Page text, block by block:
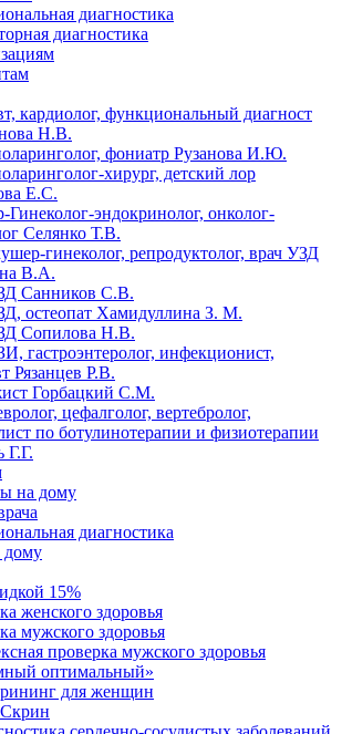
диагностика
диагностика
кардиолог, функциональный диагност
Н.В.
фониатр Рузанова И.Ю.
хирург, детский лор
Е.С.
эндокринолог, онколог-
Селянко Т.В.
гинеколог, репродуктолог, врач УЗД
В.А.
Санников С.В.
остеопат Хамидуллина З. М.
Сопилова Н.В.
гастроэнтеролог, инфекционист,
Рязанцев Р.В.
Горбацкий С.М.
цефалголог, вертебролог,
по ботулинотерапии и физиотерапии
Г.Г.
на дому
диагностика
15%
женского здоровья
мужского здоровья
проверка мужского здоровья
оптимальный»
для женщин